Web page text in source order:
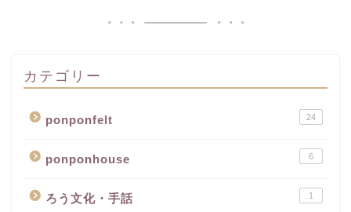
カテゴリー
ponponfelt 24
ponponhouse 6
ろう文化・手話 1